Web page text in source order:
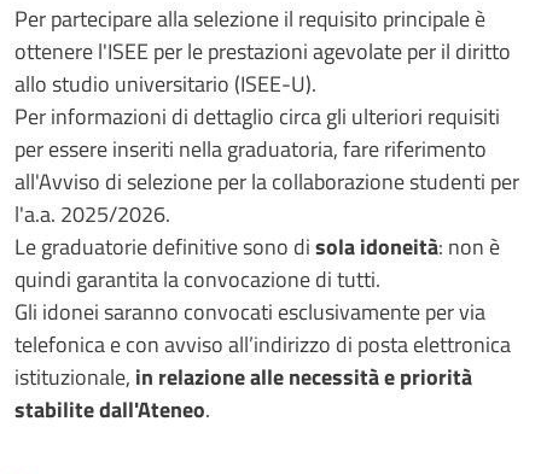
Per partecipare alla selezione il requisito principale è
ottenere l'ISEE per le prestazioni agevolate per il diritto
allo studio universitario (ISEE-U).
Per informazioni di dettaglio circa gli ulteriori requisiti
per essere inseriti nella graduatoria, fare riferimento
all'Avviso di selezione per la collaborazione studenti per
l'a.a. 2025/2026.
Le graduatorie definitive sono disola idoneità: non è
quindi garantita la convocazione di tutti.
Gli idonei saranno convocati esclusivamente per via
telefonica e con avviso all’indirizzo di posta elettronica
istituzionale, in relazione alle necessità e priorità
stabilite dall'Ateneo.